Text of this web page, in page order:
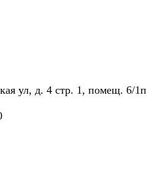
ул, д. 4 стр. 1, помещ. 6/1п